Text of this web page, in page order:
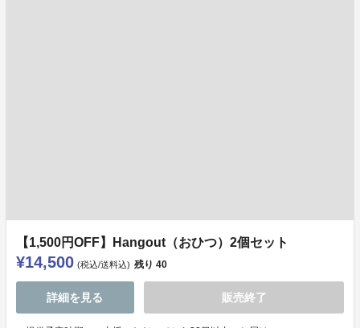
【1,500円OFF】Hangout（おひつ）2個セット
¥14,500 (税込/送料込) 残り 40
詳細を見る 販売終了